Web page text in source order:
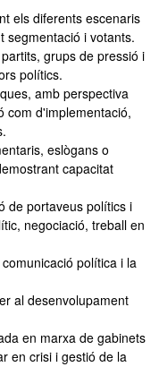
els diferents escenaris
segmentació i votants.
grups de pressió i
polítics.
amb perspectiva
com d'implementació,
eslògans o
capacitat
de portaveus polítics i
negociació, treball en
política i la
al desenvolupament
en marxa de gabinets
en crisi i gestió de la